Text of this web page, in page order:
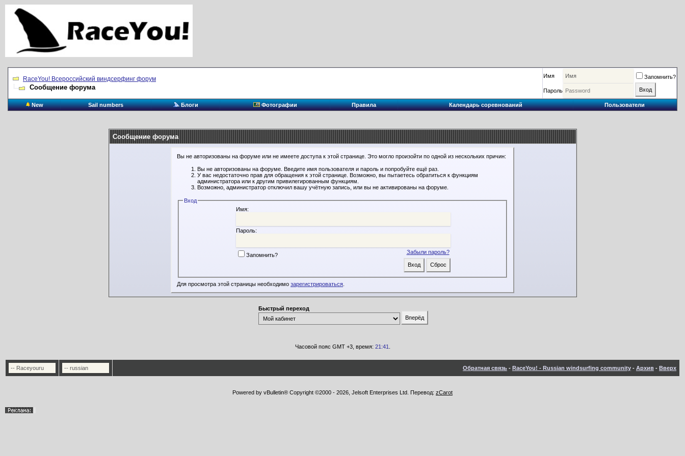
RaceYou! Всероссийский виндсерфинг форум
Сообщение форума
Имя Запомнить?
Пароль
New Sail numbers Блоги Фотографии Правила Календарь соревнований Пользователи
Сообщение форума
Вы не авторизованы на форуме или не имеете доступа к этой странице. Это могло произойти по одной из нескольких причин:
Вы не авторизованы на форуме. Введите имя пользователя и пароль и попробуйте ещё раз.
У вас недостаточно прав для обращения к этой странице. Возможно, вы пытаетесь обратиться к функциям
администратора или к другим привилегированным функциям.
Возможно, администратор отключил вашу учётную запись, или вы не активированы на форуме.
Вход
Имя:
Пароль:
Забыли пароль?
Запомнить?
Для просмотра этой страницы необходимо зарегистрироваться
Быстрый переход
Часовой пояс GMT +3, время: 21:41
Обратная связь - RaceYou! - Russian windsurfing community - Архив - Вверх
Powered by vBulletin® Copyright ©2000 - 2026, Jelsoft Enterprises Ltd. Перевод: zCarot